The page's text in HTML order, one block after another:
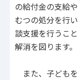
の給付金の支給
むつの処分を行
談支援を行うこ
解消を図ります。
また、子ども